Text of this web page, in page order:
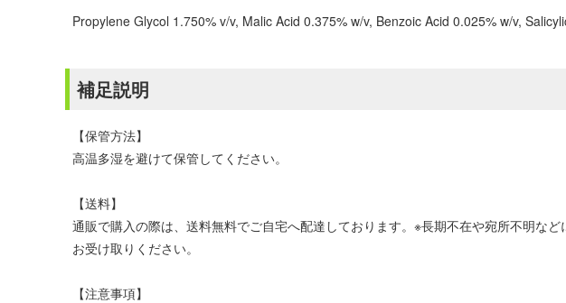
Propylene Glycol 1.750% v/v, Malic Acid 0.375% w/v, Benzoic Acid 0.025% w/v,
補足説明
【保管方法】
高温多湿を避けて保管してください。
【送料】
通販で購入の際は、送料無料でご自宅へ配達しております。※長期不在や宛所不明な
お受け取りください。
【注意事項】